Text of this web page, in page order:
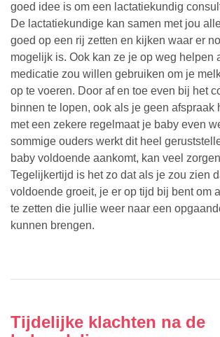
goed idee is om een lactatiekundig
De lactatiekundige kan samen met jou
goed op een rij zetten en kijken waar er
mogelijk is. Ook kan ze je op weg helpen
medicatie zou willen gebruiken om je
op te voeren. Door af en toe even bij het
binnen te lopen, ook als je geen afspraak
met een zekere regelmaat je baby even
sommige ouders werkt dit heel
baby voldoende aankomt, kan veel
Tegelijkertijd is het zo dat als je zou zien
voldoende groeit, je er op tijd bij bent om
te zetten die jullie weer naar een
kunnen brengen.
Tijdelijke klachten na de